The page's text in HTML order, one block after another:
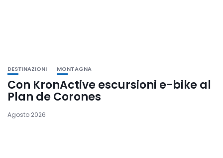
DESTINAZIONI MONTAGNA
Con KronActive escursioni e-bike al
Plan de Corones
Agosto 2026